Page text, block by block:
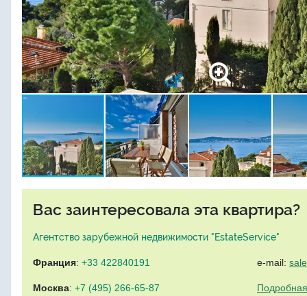
Вас заинтересовала эта квартира?
Агентство зарубежной недвижимости "EstateService"
Франция: +33 422840191
Москва: +7 (495) 266-65-87
e-mail: